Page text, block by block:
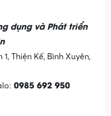
dụng và Phát triển
1, Thiện Kế, Bình Xuyên,
0985 692 950